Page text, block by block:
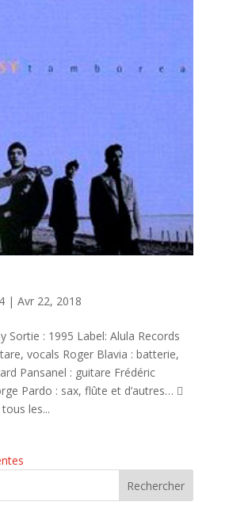
| Avr 22, 2018
Sortie : 1995 Label: Alula Records
vocals Roger Blavia : batterie,
Pansanel : guitare Frédéric
Pardo : sax, flûte et d’autres… 
les...